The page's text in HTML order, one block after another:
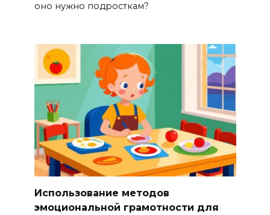
оно нужно подросткам?
Использование методов
эмоциональной грамотности для